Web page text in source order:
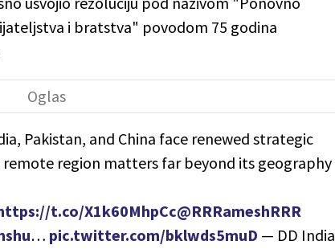
i bratstva" povodom 75 godina
Pakistan, and China face renewed strategic
region matters far beyond its geography
t.co/X1k60MhpCc@RRRameshRRR
… pic.twitter.com/bklwds5muD — DD India